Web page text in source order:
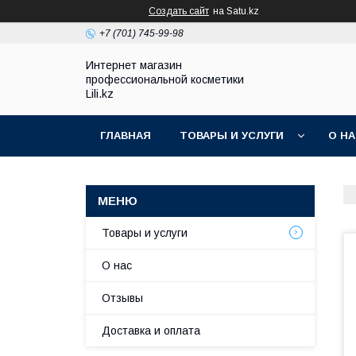
Создать сайт на Satu.kz
+7 (701) 745-99-98
Интернет магазин
профессиональной косметики
Lili.kz
ГЛАВНАЯ ТОВАРЫ И УСЛУГИ О
Товары и услуги
О нас
Отзывы
Доставка и оплата